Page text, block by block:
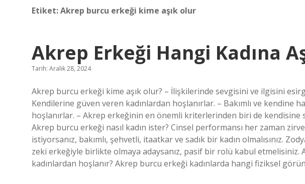
Etiket:Akrep burcu erkeği kime aşık olur
Akrep Erkeği Hangi Kadına
Tarih: Aralık 28, 2024
Akrep burcu erkeği kime aşık olur? – İlişkilerinde sevgisini ve ilgisini
Kendilerine güven veren kadınlardan hoşlanırlar. – Bakımlı ve kendine
hoşlanırlar. – Akrep erkeğinin en önemli kriterlerinden biri de kendisine
Akrep burcu erkeği nasıl kadın ister? Cinsel performansı her zaman
istiyorsanız, bakımlı, şehvetli, itaatkar ve sadık bir kadın olmalısınız.
zeki erkeğiyle birlikte olmaya adaysanız, pasif bir rolü kabul
kadınlardan hoşlanır? Akrep burcu erkeği kadınlarda hangi fiziksel